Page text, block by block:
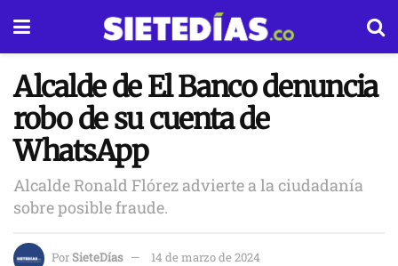
Alcalde de El Banco denuncia
robo de su cuenta de
WhatsApp
Alcalde Ronald Flórez advierte a la ciudadanía
sobre posible fraude.
PorSieteDías 14 de marzo de 2024